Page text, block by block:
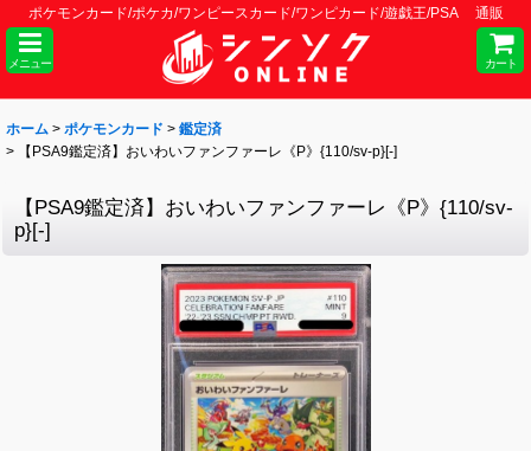
ポケモンカード/ポケカ/ワンピースカード/ワンピカード/遊戯王/PSA 通販
メニュー カート
ホーム > ポケモンカード > 鑑定済
>
【PSA9鑑定済】おいわいファンファーレ《P》{110/sv-p}[-]
【PSA9鑑定済】おいわいファンファーレ《P》{110/sv-
p}[-]